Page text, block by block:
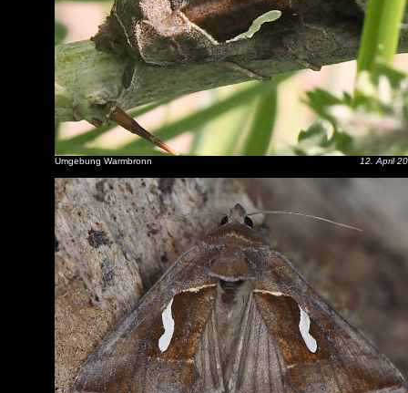
Umgebung Warmbronn 12. April